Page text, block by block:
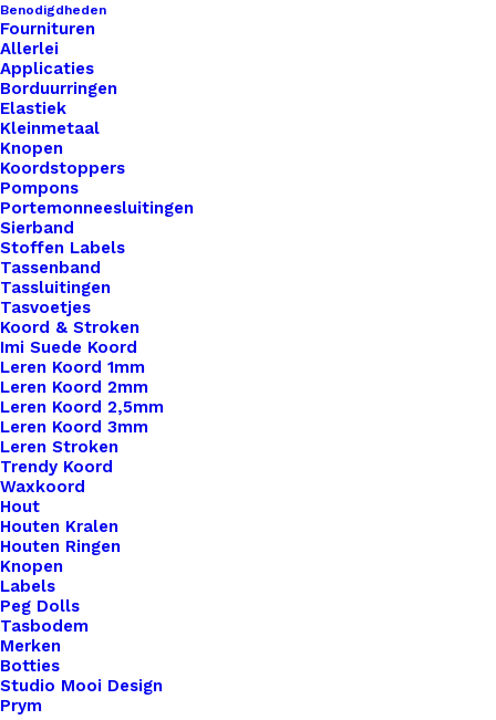
Benodigdheden
Fournituren
Allerlei
Applicaties
Borduurringen
Elastiek
Kleinmetaal
Knopen
Koordstoppers
Pompons
Portemonneesluitingen
Sierband
Stoffen Labels
Tassenband
Tassluitingen
Tasvoetjes
Koord & Stroken
Imi Suede Koord
Leren Koord 1mm
Leren Koord 2mm
Leren Koord 2,5mm
Leren Koord 3mm
Leren Stroken
Trendy Koord
Waxkoord
Hout
Houten Kralen
Houten Ringen
Knopen
Labels
Peg Dolls
Tasbodem
Merken
Botties
Studio Mooi Design
Prym
€0,50